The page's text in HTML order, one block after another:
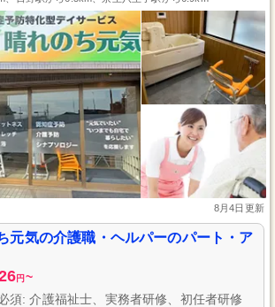
8月4日更新
元気の介護職・ヘルパーのパート・ア
円 ~
須: 介護福祉士、実務者研修、初任者研修